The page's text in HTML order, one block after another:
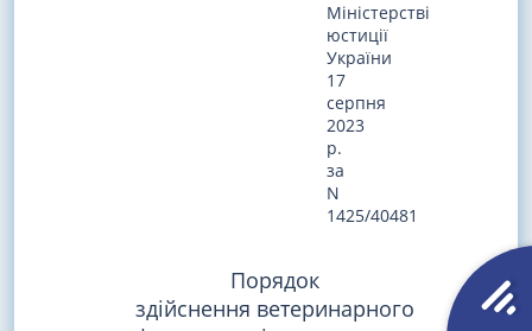
Міністерстві
юстиції
України
17
серпня
2023
р.
за
N
1425/40481
Порядок
здійснення ветеринарного